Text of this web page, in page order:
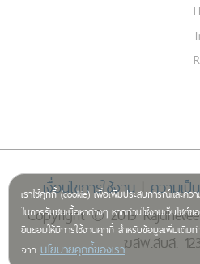
เราใช้คุกกี้ (cookie) เพื่อเพิ่มประสบการณ์และค
ในการรับชมเนื้อหาต่างๆ หากท่านใช้งานเว็บไซต์
ยินยอมให้มีการใช้งานคุกกี้ สำหรับข้อมูลเพิ่มเติมท่
จาก นโยบายคุกกี้ของเรา
เงื่อนไขการใช้งาน|ความเป็
Copyright © 2019
ฆสพ.สบส.